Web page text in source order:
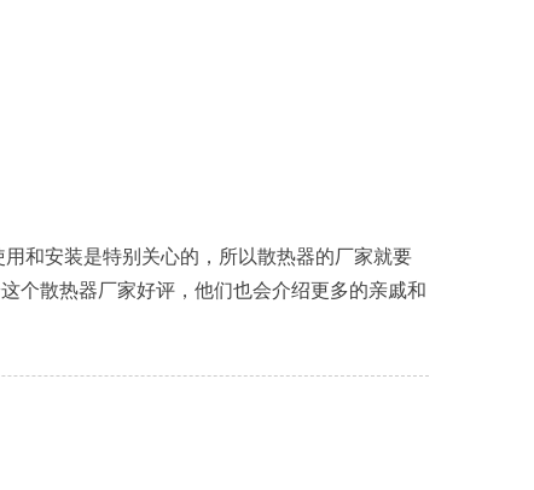
和安装是特别关心的，所以散热器的厂家就要
个散热器厂家好评，他们也会介绍更多的亲戚和